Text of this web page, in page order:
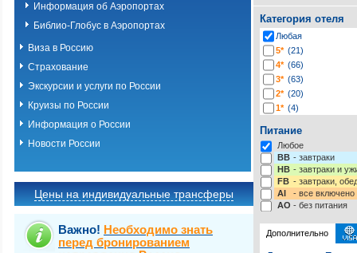
Информация об Аэропортах
Библио-Глобус в Аэропортах
Виза в Россию
Страхование
Экскурсии и услуги по России
Круизы по России
Информация о России
Новости России
Цены на индивидуальные трансферы
Важно! Необходимо знать
перед бронированием
Категория отеля
Любая
5* (21)
4* (66)
3* (63)
2* (20)
1* (4)
Питание
Любое
BB - завтраки
HB - завтраки и
FB - завтраки,
AI
- все включено
AO - без питания
Дополнительно